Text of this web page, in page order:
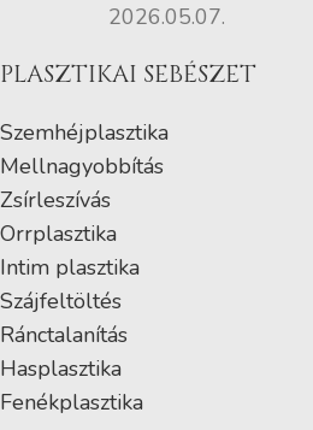
2026.05.07.
PLASZTIKAI SEBÉSZET
Szemhéjplasztika
Mellnagyobbítás
Zsírleszívás
Orrplasztika
Intim plasztika
Szájfeltöltés
Ránctalanítás
Hasplasztika
Fenékplasztika